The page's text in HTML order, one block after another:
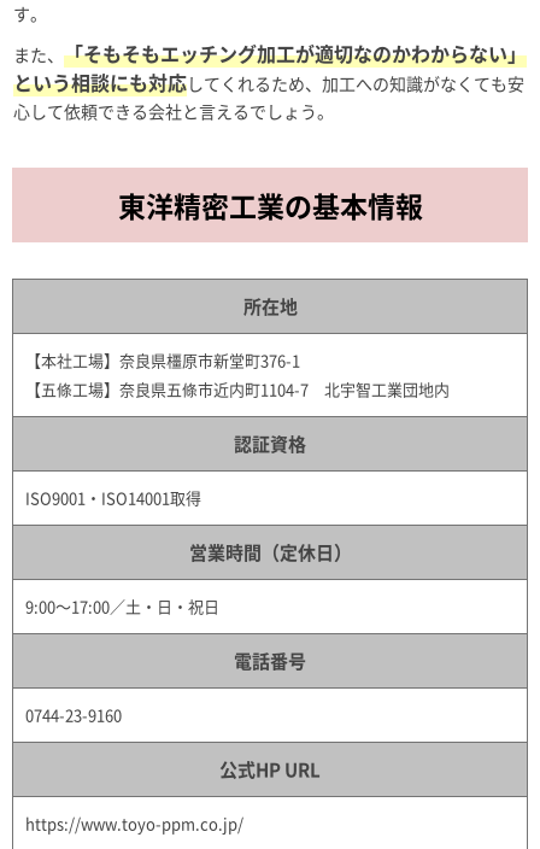
す。
また、 「そもそもエッチング加工が適切なのかわからない」
という相談にも対応してくれるため、加工への知識がなくても安
心して依頼できる会社と言えるでしょう。
東洋精密工業の基本情報
所在地
【本社工場】奈良県橿原市新堂町376-1
【五條工場】奈良県五條市近内町1104-7 北宇智工業団地内
認証資格
ISO9001・ISO14001取得
営業時間（定休日）
9:00～17:00／土・日・祝日
電話番号
0744-23-9160
公式HP URL
https://www.toyo-ppm.co.jp/